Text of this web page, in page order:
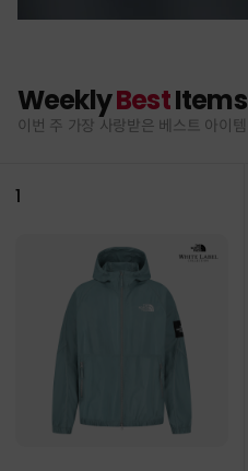
WeeklyBestItems
이번 주 가장 사랑받은 베스트 아이템
1